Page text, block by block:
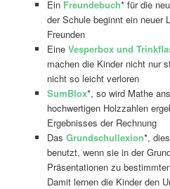
Ein Freundebuch* für die
der Schule beginnt ein neuer
Freunden
Eine Vesperbox und
machen die Kinder nicht nur
nicht so leicht verloren
SumBlox*, so wird Mathe
hochwertigen Holzzahlen
Ergebnisses der Rechnung
Das Grundschullexion*,
benutzt, wenn sie in der
Präsentationen zu
Damit lernen die Kinder den